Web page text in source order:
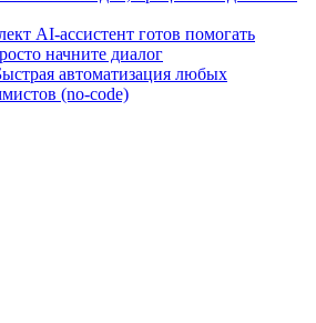
AI-ассистент готов помогать
начните диалог
автоматизация любых
(no-code)